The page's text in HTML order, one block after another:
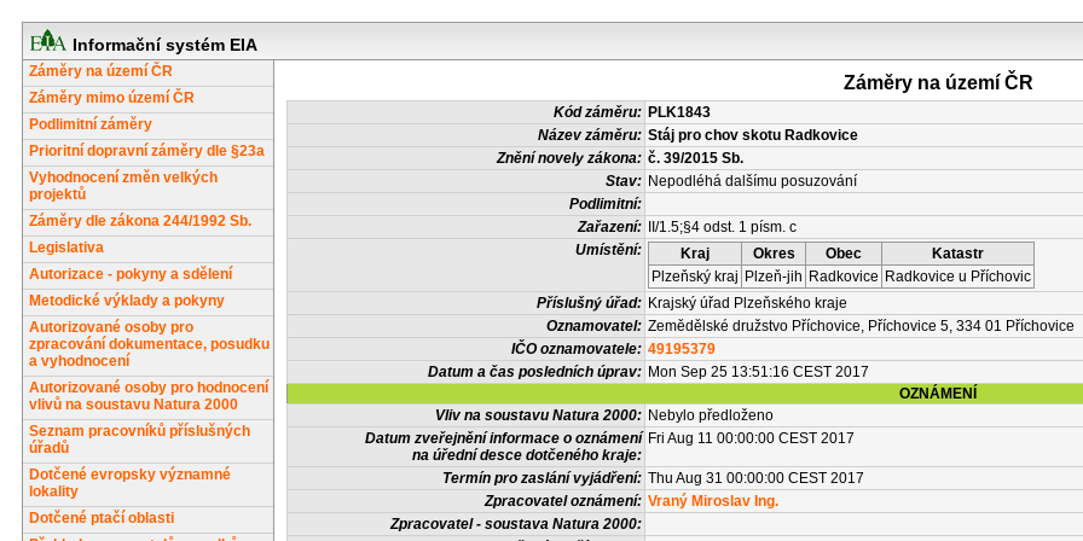
Informační systém EIA
Záměry na území ČR
Záměry mimo území ČR
Podlimitní záměry
Prioritní dopravní záměry dle §23a
Vyhodnocení změn velkých
projektů
Záměry dle zákona 244/1992 Sb.
Legislativa
Autorizace - pokyny a sdělení
Metodické výklady a pokyny
Autorizované osoby pro
zpracování dokumentace, posudku
a vyhodnocení
Autorizované osoby pro hodnocení
vlivů na soustavu Natura 2000
Seznam pracovníků příslušných
úřadů
Dotčené evropsky významné
lokality
Dotčené ptačí oblasti
Záměry na území ČR
Kód záměru: PLK1843
Název záměru: Stáj pro chov skotu Radkovice
Znění novely zákona: č. 39/2015 Sb.
Stav: Nepodléhá dalšímu posuzování
Podlimitní:
Zařazení:
II/1.5;§4 odst. 1 písm. c
Umístění:
Kraj Okres Obec
Katastr
Plzeňský kraj Plzeň-jih Radkovice Radkovice u Příchovic
Příslušný úřad: Krajský úřad Plzeňského kraje
Oznamovatel: Zemědělské družstvo Příchovice, Příchovice 5, 334 01 Příchovice
IČO oznamovatele: 49195379
Datum a čas posledních úprav: Mon Sep 25 13:51:16 CEST 2017
OZNÁMENÍ
Vliv na soustavu Natura 2000: Nebylo předloženo
Datum zveřejnění informace o oznámení
na úřední desce dotčeného kraje:
Fri Aug 11 00:00:00 CEST 2017
Termín pro zaslání vyjádření: Thu Aug 31 00:00:00 CEST 2017
Zpracovatel oznámení: Vraný Miroslav Ing.
Zpracovatel - soustava Natura 2000: